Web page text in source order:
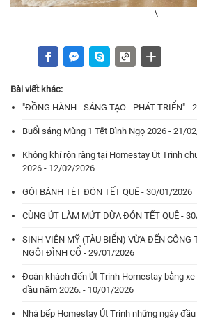
\
Bài viết khác:
"ĐỒNG HÀNH - SÁNG TẠO - PHÁT TRIỂN" -
Buổi sáng Mùng 1 Tết Bình Ngọ 2026 - 21/
Không khí rộn ràng tại Homestay Út Trinh
2026 - 12/02/2026
GÓI BÁNH TÉT ĐÓN TẾT QUÊ - 30/01/2026
CÙNG ÚT LÀM MỨT DỪA ĐÓN TẾT QUÊ -
SINH VIÊN MỸ (TÀU BIỂN) VỪA ĐẾN CÔNG
NGÔI ĐÌNH CỔ - 29/01/2026
Đoàn khách đến Út Trinh Homestay bằng
đầu năm 2026. - 10/01/2026
Nhà bếp Homestay Út Trinh những ngày